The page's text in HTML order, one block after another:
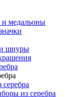
и медальоны
шнуры
из серебра